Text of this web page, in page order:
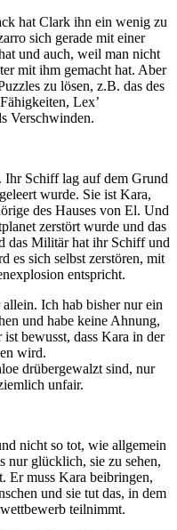
hat Clark ihn ein wenig zu
sich gerade mit einer
und auch, weil man nicht
mit ihm gemacht hat. Aber
zu lösen, z.B. das des
Lex’
Verschwinden.
Ihr Schiff lag auf dem Grund
wurde. Sie ist Kara,
des Hauses von El. Und
zerstört wurde und das
das Militär hat ihr Schiff und
es sich selbst zerstören, mit
entspricht.
Ich hab bisher nur ein
und habe keine Ahnung,
bewusst, dass Kara in der
wird.
drübergewalzt sind, nur
unfair.
nicht so tot, wie allgemein
nur glücklich, sie zu sehen,
Er muss Kara beibringen,
und sie tut das, in dem
teilnimmt.